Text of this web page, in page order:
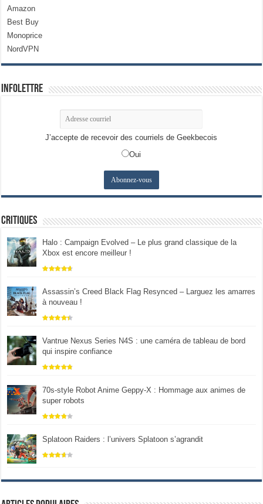
Amazon
Best Buy
Monoprice
NordVPN
Infolettre
J’accepte de recevoir des courriels de Geekbecois
Oui
Critiques
Halo : Campaign Evolved – Le plus grand classique de la
Xbox est encore meilleur !
Assassin’s Creed Black Flag Resynced – Larguez les amarres
à nouveau !
Vantrue Nexus Series N4S : une caméra de tableau de bord
qui inspire confiance
70s-style Robot Anime Geppy-X : Hommage aux animes de
super robots
Splatoon Raiders : l’univers Splatoon s’agrandit